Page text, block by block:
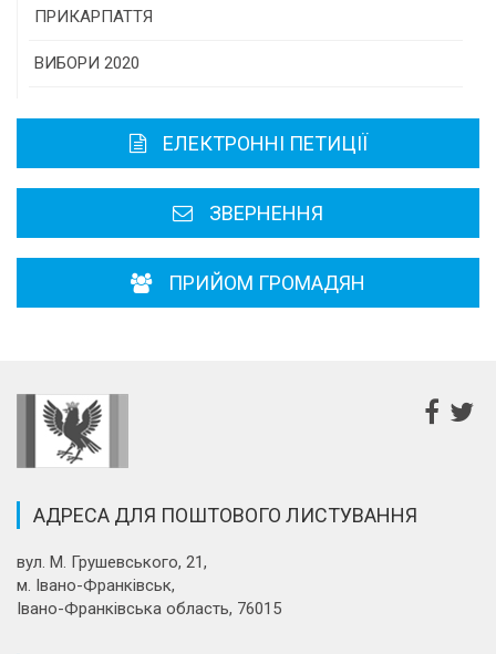
ПРИКАРПАТТЯ
Історична довідка
Районні, міські ради
ВИБОРИ 2020
ЕЛЕКТРОННІ ПЕТИЦІЇ
ЗВЕРНЕННЯ
ПРИЙОМ ГРОМАДЯН
АДРЕСА ДЛЯ ПОШТОВОГО ЛИСТУВАННЯ
вул. М. Грушевського, 21,
м. Івано-Франківськ,
Івано-Франківська область, 76015